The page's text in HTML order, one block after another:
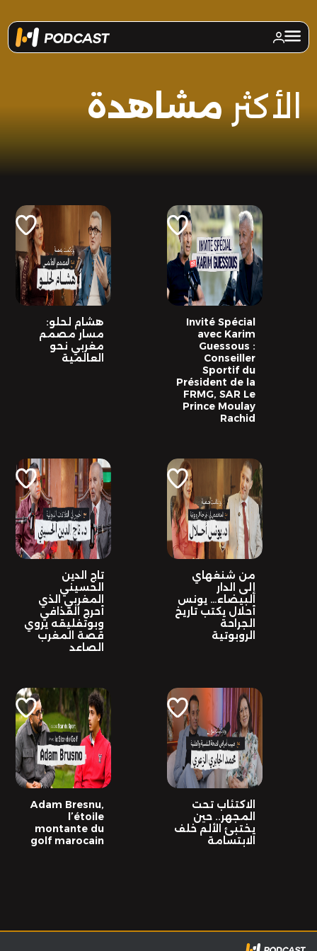
الأكثر مشاهدة
هشام لحلو:
مسار مصمم
مغربي نحو
العالمية
Invité Spécial
avec Karim
Guessous :
Conseiller
Sportif du
Président de la
FRMG, SAR Le
Prince Moulay
Rachid
تاج الدين
الحسيني
المغربي الذي
أحرج القذافي
وبوتفليقه يروي
قصة المغرب
الصاعد
من شنغهاي
إلى الدار
البيضاء… يونس
أحلال يكتب تاريخ
الجراحة
الروبوتية
Adam Bresnu,
l’étoile
montante du
golf marocain
الاكتئاب تحت
المجهر.. حين
يختبئ الألم خلف
الابتسامة